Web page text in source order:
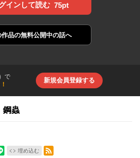
インして読む 75pt
作品の無料公開中の話へ
で
新規会員登録する
蟲
埋め込む
RSSフィード